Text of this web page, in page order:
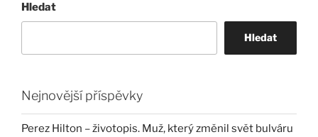
Hledat
Hledat
Nejnovější příspěvky
Perez Hilton – životopis. Muž, který změnil svět bulváru